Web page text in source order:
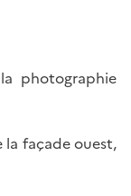
photographie
façade ouest,